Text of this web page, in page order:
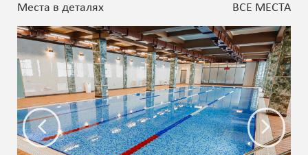
Места в деталях ВСЕ МЕСТА